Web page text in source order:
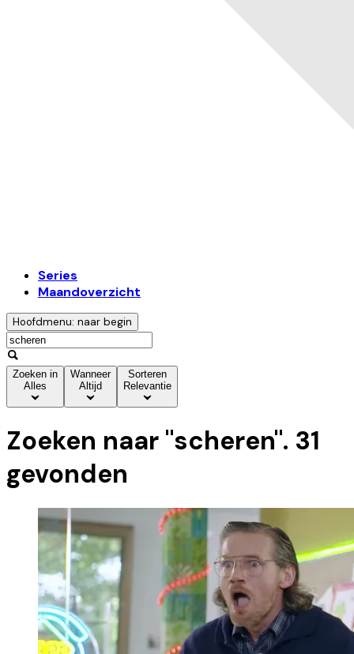
Series
Maandoverzicht
Hoofdmenu: naar begin
Zoeken in
Alles
Wanneer
Altijd
Sorteren
Relevantie
Zoeken naar "scheren". 31
gevonden